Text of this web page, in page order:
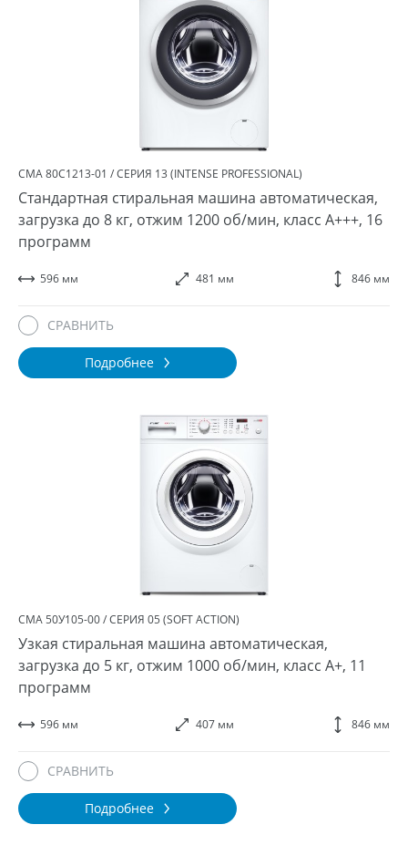
СМА 80С1213-01 / СЕРИЯ 13 (INTENSE PROFESSIONAL)
Стандартная стиральная машина автоматическая,
загрузка до 8 кг, отжим 1200 об/мин, класс A+++, 16
программ
596 мм 481 мм 846 мм
Подробнее
СРАВНИТЬ
СМА 50У105-00 / СЕРИЯ 05 (SOFT ACTION)
Узкая стиральная машина автоматическая,
загрузка до 5 кг, отжим 1000 об/мин, класс A+, 11
программ
596 мм 407 мм 846 мм
Подробнее
СРАВНИТЬ